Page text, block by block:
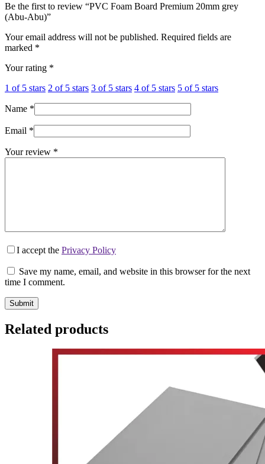
Be the first to review “PVC Foam Board Premium 20mm grey
(Abu-Abu)”
Your email address will not be published. Required fields are
marked *
Your rating *
1 of 5 stars 2 of 5 stars 3 of 5 stars 4 of 5 stars 5 of 5 stars
Name *
Email *
Your review *
I accept the Privacy Policy
Save my name, email, and website in this browser for the next
time I comment.
Submit
Related products